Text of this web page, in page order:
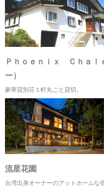
Ｐｈｏｅｎｉｘ Ｃｈａｌ
ー）
豪華貸別荘１軒丸ごと貸切。
流星花園
台湾出身オーナーのアットホームな